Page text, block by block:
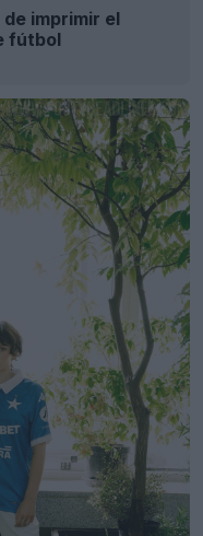
imprimir el
fútbol